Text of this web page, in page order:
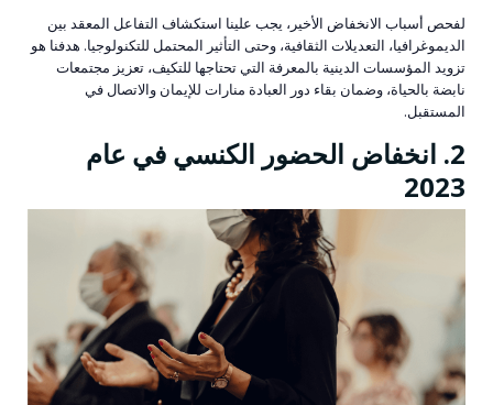
لفحص أسباب الانخفاض الأخير، يجب علينا استكشاف التفاعل المعقد بين
الديموغرافيا، التعديلات الثقافية، وحتى التأثير المحتمل للتكنولوجيا. هدفنا هو
تزويد المؤسسات الدينية بالمعرفة التي تحتاجها للتكيف، تعزيز مجتمعات
نابضة بالحياة، وضمان بقاء دور العبادة منارات للإيمان والاتصال في
المستقبل.
2. انخفاض الحضور الكنسي في عام
2023